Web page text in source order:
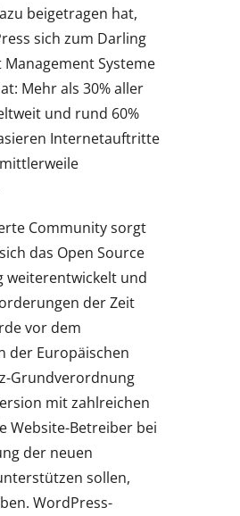
beigetragen hat,
sich zum Darling
Systeme
Mehr als 30% aller
und rund 60%
Internetauftritte
Community sorgt
das Open Source
weiterentwickelt und
der Zeit
vor dem
der Europäischen
Grundverordnung
mit zahlreichen
Website-Betreiber bei
der neuen
sollen,
WordPress-